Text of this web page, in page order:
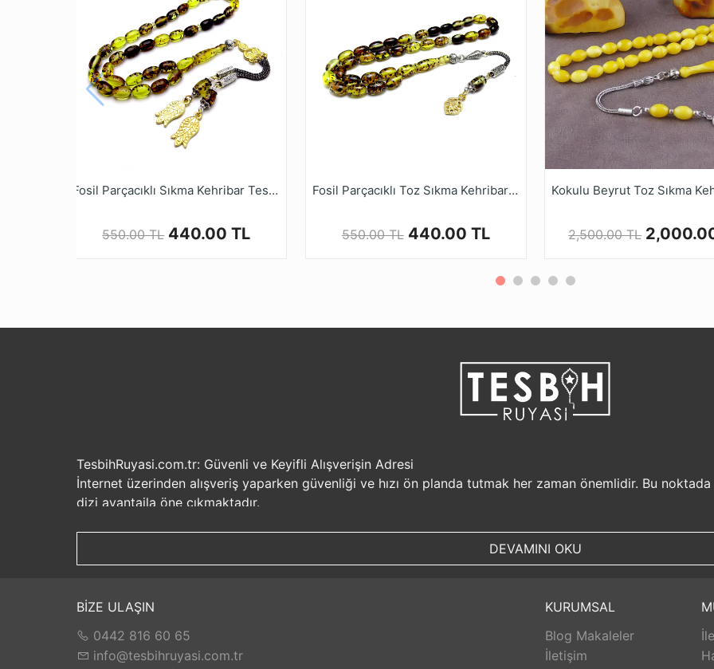
* Farklı monitör ve ışık efekti nedeniyle, öğenin gerçek rengi resimlerde gösterilen renkten biraz farklı
* Tesbih ustalarımızın ellerinde tesbih halini alan bu ürünler, çeşitli renk ve şekillerde
mağazamız tesbihruyasi.com.tr de bulabilirsiniz.
* Kehribar Tesbihler kullanımla beraber zamanla renk alamaları ve elde daha güzel bir form
* Kalite ve güvenden ödün vermeyen Tesbih Ruyasi Dijital Mağazamızda Türkiye’nin Tesbih Markası
alışveriş yapabilirsiniz.
Fosil Parçacıklı Sıkma Kehribar Tesbih
550.00 TL 440.00 TL
Fosil Parçacıklı Toz Sıkma Kehribar Tesbih
550.00 TL 440.00 TL 2,500.00 TL
TesbihRuyasi.com.tr: Güvenli ve Keyifli Alışverişin Adresi
İnternet üzerinden alışveriş yaparken güvenliği ve hızı ön planda tutmak her zaman önemlidir. Bu
dizi avantajla öne çıkmaktadır.
seçenekleri ile rahatça alışveriş yapabilirsiniz. Sizin için değerli olan bilgilerin güvende olduğunu bilerek,
Hızlı Kargo Hizmeti: Sipariş verdiğiniz ürünler, aynı gün kargolanarak size hızlı bir şekilde ulaştırılır. Bu
İade ve Değişim İmkanı: Memnuniyetsizlik durumunda TesbihRuyasi.com.tr,
ve değişim imkanı
değilse, kolayca iade edebilir veya değişim yapabilirsiniz. Bu sayede alışveriş deneyiminizde herhangi bir
Satış Sonrası Destek: TesbihRuyasi.com.tr, satın aldığınız ürünlerin arkasında durur ve satış sonrası
yaşarsanız veya yardıma ihtiyacınız olursa, müşteri hizmetleri ekibi size yardımcı olacaktır. Bu sayede
DEVAMINI OKU
BİZE ULAŞIN
0442 816 60 65
info@tesbihruyasi.com.tr
KURUMSAL
Blog Makaleler
İletişim